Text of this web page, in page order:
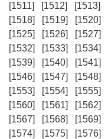
[1511]
[1512] [1513]
[1518]
[1519] [1520]
[1525]
[1526] [1527]
[1532]
[1533] [1534]
[1539]
[1540] [1541]
[1546]
[1547] [1548]
[1553]
[1554] [1555]
[1560]
[1561] [1562]
[1567]
[1568] [1569]
[1574]
[1575] [1576]